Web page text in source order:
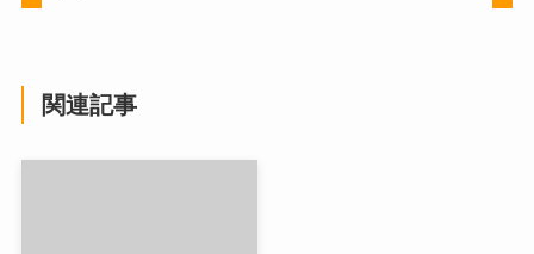
関連記事